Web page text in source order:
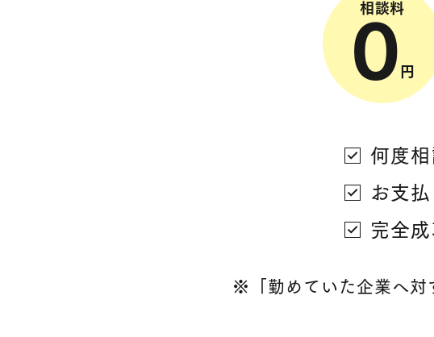
相談料
0 円
何度
お支
完全
※ 「勤めていた企業へ対